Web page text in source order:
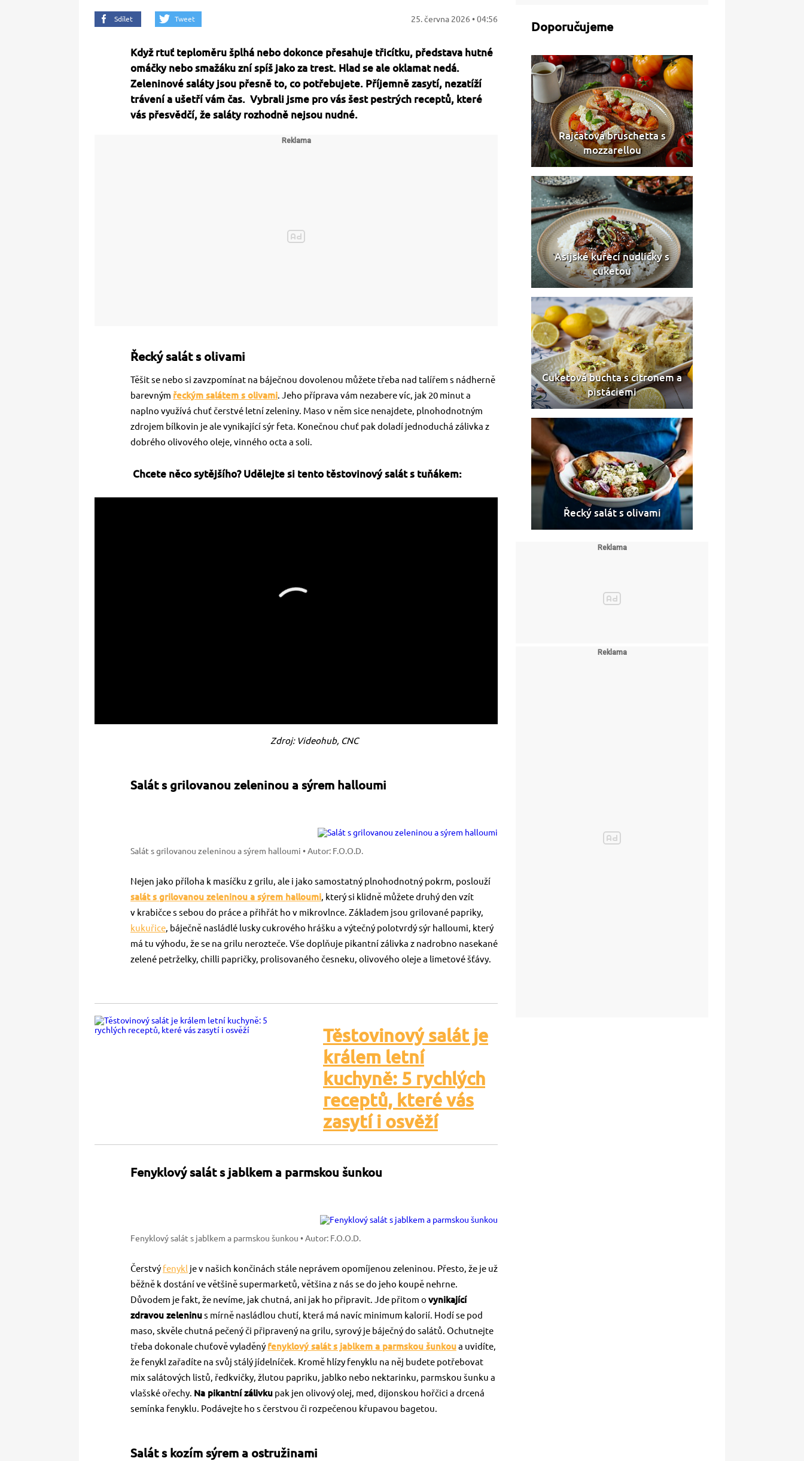
25. června 2026 • 04:56
Sdílet Tweet
Když rtuť teploměru šplhá nebo dokonce přesahuje třicítku, představa hutné
omáčky nebo smažáku zní spíš jako za trest. Hlad se ale oklamat nedá.
Zeleninové saláty jsou přesně to, co potřebujete. Příjemně zasytí, nezatíží
trávení a ušetří vám čas. Vybrali jsme pro vás šest pestrých receptů, které
vás přesvědčí, že saláty rozhodně nejsou nudné.
Řecký salát s olivami
Těšit se nebo si zavzpomínat na báječnou dovolenou můžete třeba nad talířem s nádherně
barevným řeckým salátem s olivami. Jeho příprava vám nezabere víc, jak 20 minut a
naplno využívá chuť čerstvé letní zeleniny. Maso v něm sice nenajdete, plnohodnotným
zdrojem bílkovin je ale vynikající sýr feta. Konečnou chuť pak doladí jednoduchá zálivka z
dobrého olivového oleje, vinného octa a soli.
Chcete něco sytějšího? Udělejte si tento těstovinový salát s tuňákem:
Zdroj: Videohub, CNC
Salát s grilovanou zeleninou a sýrem halloumi
Salát s grilovanou zeleninou a sýrem halloumi • Autor: F.O.O.D.
Nejen jako příloha k masíčku z grilu, ale i jako samostatný plnohodnotný pokrm, poslouží
salát s grilovanou zeleninou a sýrem halloumi, který si klidně můžete druhý den vzít
v krabičce s sebou do práce a přihřát ho v mikrovlnce. Základem jsou grilované papriky,
kukuřice, báječně nasládlé lusky cukrového hrášku a výtečný polotvrdý sýr halloumi, který
má tu výhodu, že se na grilu nerozteče. Vše doplňuje pikantní zálivka z nadrobno nasekané
zelené petrželky, chilli papričky, prolisovaného česneku, olivového oleje a limetové šťávy.
Těstovinový salát je
králem letní
kuchyně: 5 rychlých
receptů, které vás
zasytí i osvěží
Fenyklový salát s jablkem a parmskou šunkou
Fenyklový salát s jablkem a parmskou šunkou • Autor: F.O.O.D.
Čerstvý fenykl je v našich končinách stále neprávem opomíjenou zeleninou. Přesto, že je už
běžně k dostání ve většině supermarketů, většina z nás se do jeho koupě nehrne.
Důvodem je fakt, že nevíme, jak chutná, ani jak ho připravit. Jde přitom o vynikající
zdravou zeleninus mírně nasládlou chutí, která má navíc minimum kalorií. Hodí se pod
maso, skvěle chutná pečený či připravený na grilu, syrový je báječný do salátů. Ochutnejte
třeba dokonale chuťově vyladěný fenyklový salát s jablkem a parmskou šunkoua uvidíte,
že fenykl zařadíte na svůj stálý jídelníček. Kromě hlízy fenyklu na něj budete potřebovat
mix salátových listů, ředkvičky, žlutou papriku, jablko nebo nektarinku, parmskou šunku a
vlašské ořechy. Na pikantní zálivku pak jen olivový olej, med, dijonskou hořčici a drcená
semínka fenyklu. Podávejte ho s čerstvou či rozpečenou křupavou bagetou.
Salát s kozím sýrem a ostružinami
Doporučujeme
Rajčatová bruschetta s
mozzarellou
Asijské kuřecí nudličky s
cuketou
Cuketová buchta s citronem a
pistáciemi
Řecký salát s olivami